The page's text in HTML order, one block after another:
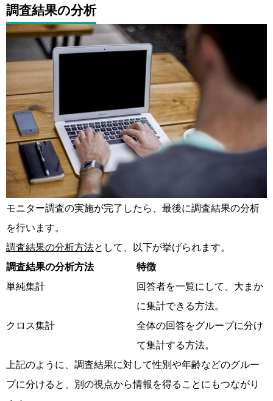
調査結果の分析
モニター調査の実施が完了したら、最後に調査結果の分析
を行います。
調査結果の分析方法として、以下が挙げられます。
調査結果の分析方法
特徴
単純集計
回答者を一覧にして、大まか
に集計できる方法。
クロス集計
全体の回答をグループに分け
て集計する方法。
上記のように、調査結果に対して性別や年齢などのグルー
プに分けると、別の視点から情報を得ることにもつながり